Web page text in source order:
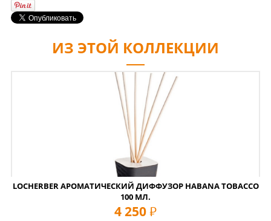
ИЗ ЭТОЙ КОЛЛЕКЦИИ
LOCHERBER АРОМАТИЧЕСКИЙ ДИФФУЗОР HABANA TOBACCO
100 МЛ.
4 250 руб